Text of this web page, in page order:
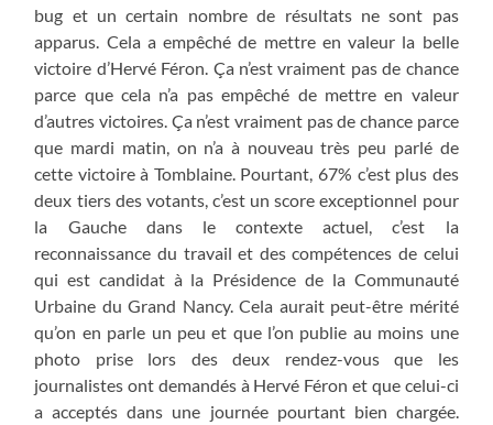
bug et un certain nombre de résultats ne sont pas
apparus. Cela a empêché de mettre en valeur la belle
victoire d’Hervé Féron. Ça n’est vraiment pas de chance
parce que cela n’a pas empêché de mettre en valeur
d’autres victoires. Ça n’est vraiment pas de chance parce
que mardi matin, on n’a à nouveau très peu parlé de
cette victoire à Tomblaine. Pourtant, 67% c’est plus des
deux tiers des votants, c’est un score exceptionnel pour
la Gauche dans le contexte actuel, c’est la
reconnaissance du travail et des compétences de celui
qui est candidat à la Présidence de la Communauté
Urbaine du Grand Nancy. Cela aurait peut-être mérité
qu’on en parle un peu et que l’on publie au moins une
photo prise lors des deux rendez-vous que les
journalistes ont demandés à Hervé Féron et que celui-ci
a acceptés dans une journée pourtant bien chargée.